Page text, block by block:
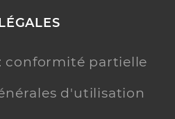
conformité partielle
d'utilisation